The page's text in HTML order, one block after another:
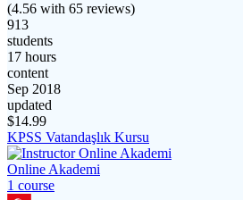
(4.56 with 65 reviews)
913
students
17 hours
content
Sep 2018
updated
$14.99
KPSS Vatandaşlık Kursu
Online Akademi
1 course